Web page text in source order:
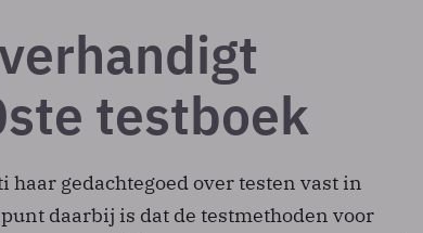
testboek
haar gedachtegoed over testen vast in
daarbij is dat de testmethoden voor